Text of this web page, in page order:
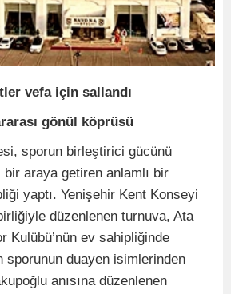
vefa için sallandı
gönül köprüsü
sporun birleştirici gücünü
araya getiren anlamlı bir
yaptı. Yenişehir Kent Konseyi
düzenlenen turnuva, Ata
Kulübü’nün ev sahipliğinde
sporunun duayen isimlerinden
anısına düzenlenen